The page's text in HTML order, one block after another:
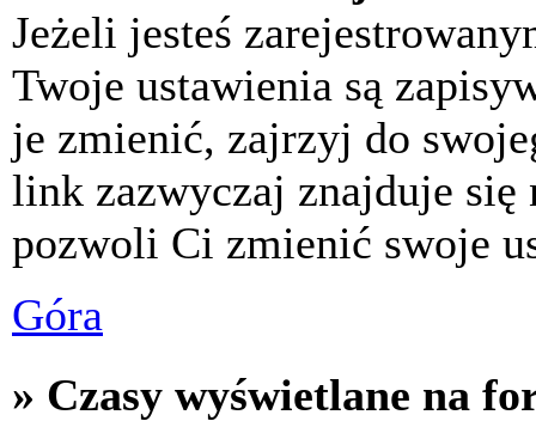
Jeżeli jesteś
Twoje ustawienia są
je zmienić, zajrzyj do
link zazwyczaj znajduje się
pozwoli Ci zmienić swoje
Góra
» Czasy wyświetlane na